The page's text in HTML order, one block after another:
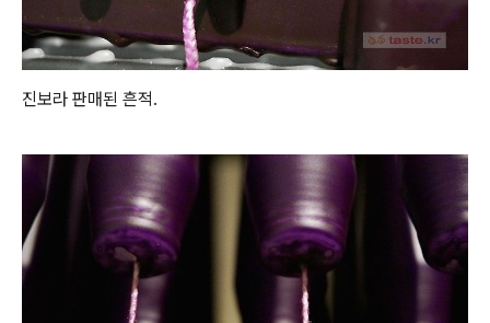
진보라 판매된 흔적.